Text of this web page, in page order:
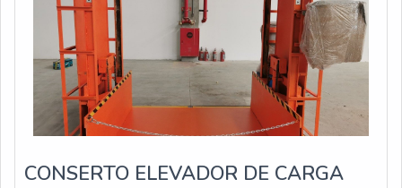
CONSERTO ELEVADOR DE CARGA